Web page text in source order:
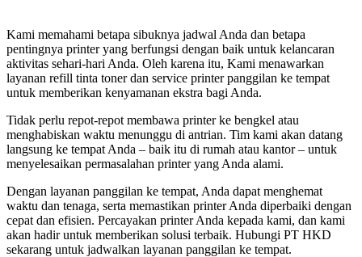
Kami memahami betapa sibuknya jadwal Anda dan betapa
pentingnya printer yang berfungsi dengan baik untuk kelancaran
aktivitas sehari-hari Anda. Oleh karena itu, Kami menawarkan
layanan refill tinta toner dan service printer panggilan ke tempat
untuk memberikan kenyamanan ekstra bagi Anda.
Tidak perlu repot-repot membawa printer ke bengkel atau
menghabiskan waktu menunggu di antrian. Tim kami akan datang
langsung ke tempat Anda – baik itu di rumah atau kantor – untuk
menyelesaikan permasalahan printer yang Anda alami.
Dengan layanan panggilan ke tempat, Anda dapat menghemat
waktu dan tenaga, serta memastikan printer Anda diperbaiki dengan
cepat dan efisien. Percayakan printer Anda kepada kami, dan kami
akan hadir untuk memberikan solusi terbaik. Hubungi PT HKD
sekarang untuk jadwalkan layanan panggilan ke tempat.